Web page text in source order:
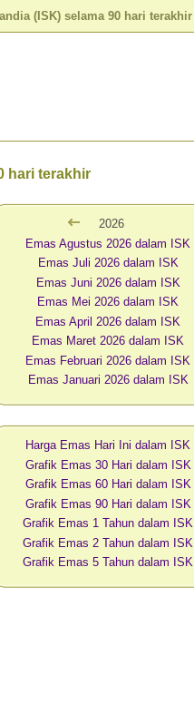
(ISK) selama 90 hari terakhir
hari terakhir
2026
Emas Agustus 2026 dalam ISK
Emas Juli 2026 dalam ISK
Emas Juni 2026 dalam ISK
Emas Mei 2026 dalam ISK
Emas April 2026 dalam ISK
Emas Maret 2026 dalam ISK
Emas Februari 2026 dalam ISK
Emas Januari 2026 dalam ISK
Harga Emas Hari Ini dalam ISK
Grafik Emas 30 Hari dalam ISK
Grafik Emas 60 Hari dalam ISK
Grafik Emas 90 Hari dalam ISK
Grafik Emas 1 Tahun dalam ISK
Grafik Emas 2 Tahun dalam ISK
Grafik Emas 5 Tahun dalam ISK